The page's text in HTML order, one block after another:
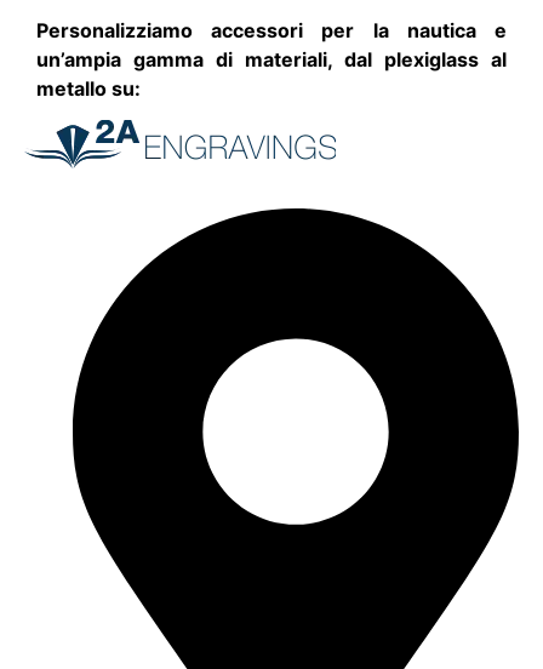
Personalizziamo accessori per la nautica e
un’ampia gamma di materiali, dal plexiglass al
metallo su: